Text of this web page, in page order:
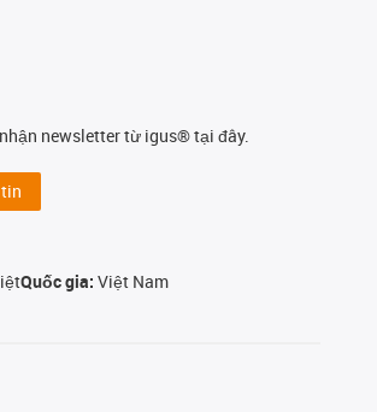
newsletter từ igus® tại đây.
Quốc gia:Việt Nam